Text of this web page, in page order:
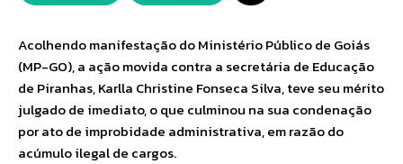
Acolhendo manifestação do Ministério Público de Goiás
(MP-GO), a ação movida contra a secretária de Educação
de Piranhas, Karlla Christine Fonseca Silva, teve seu mérito
julgado de imediato, o que culminou na sua condenação
por ato de improbidade administrativa, em razão do
acúmulo ilegal de cargos.